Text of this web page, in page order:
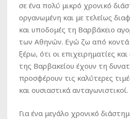
σε ένα πολύ μικρό χρονικό
οργανωμένη και με τελείως
και υποδομές τη Βαρβάκειο
των Αθηνών. Εγώ ζω από κοντά
ξέρω, ότι οι επιχειρηματίες
της Βαρβακείου έχουν τη
προσφέρουν τις καλύτερες
και ουσιαστικά ανταγωνιστικοί.
Για ένα μεγάλο χρονικό